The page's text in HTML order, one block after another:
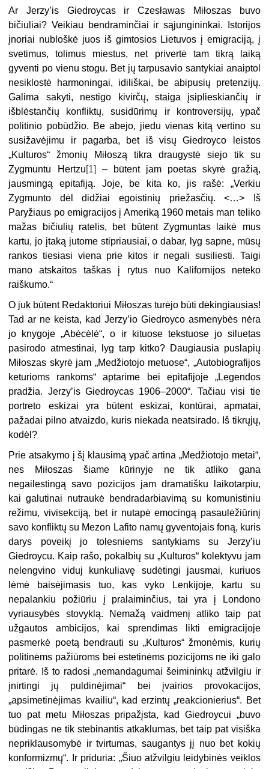
Ar Jerzy’is Giedroycas ir Czesławas Miłoszas buvo
bičiuliai? Veikiau bendraminčiai ir sąjungininkai. Istorijos
įnoriai nubloškė juos iš gimtosios Lietuvos į emigraciją, į
svetimus, tolimus miestus, net privertė tam tikrą laiką
gyventi po vienu stogu. Bet jų tarpusavio santykiai anaiptol
nesiklostė harmoningai, idiliškai, be abipusių pretenzijų.
Galima sakyti, nestigo kivirčų, staiga įsiplieskiančių ir
išblėstančių konfliktų, susidūrimų ir kontroversijų, ypač
politinio pobūdžio. Be abejo, jiedu vienas kitą vertino su
susižavėjimu ir pagarba, bet iš visų Giedroyco leistos
„Kulturos“ žmonių Miłoszą tikra draugystė siejo tik su
Zygmuntu Hertzu[1] – būtent jam poetas skyrė gražią,
jausmingą epitafiją. Joje, be kita ko, jis rašė: „Verkiu
Zygmunto dėl didžiai egoistinių priežasčių. <…> Iš
Paryžiaus po emigracijos į Ameriką 1960 metais man teliko
mažas bičiulių ratelis, bet būtent Zygmuntas laikė mus
kartu, jo įtaką jutome stipriausiai, o dabar, lyg sapne, mūsų
rankos tiesiasi viena prie kitos ir negali susiliesti. Taigi
mano atskaitos taškas į rytus nuo Kalifornijos neteko
raiškumo.“
O juk būtent Redaktoriui Miłoszas turėjo būti dėkingiausias!
Tad ar ne keista, kad Jerzy’io Giedroyco asmenybės nėra
jo knygoje „Abėcėlė“, o ir kituose tekstuose jo siluetas
pasirodo atmestinai, lyg tarp kitko? Daugiausia puslapių
Miłoszas skyrė jam „Medžiotojo metuose“, „Autobiografijos
keturioms rankoms“ aptarime bei epitafijoje „Legendos
pradžia. Jerzy’is Giedroycas 1906–2000“. Tačiau visi tie
portreto eskizai yra būtent eskizai, kontūrai, apmatai,
pažadai pilno atvaizdo, kuris niekada neatsirado. Iš tikrųjų,
kodėl?
Prie atsakymo į šį klausimą ypač artina „Medžiotojo metai“,
nes Miłoszas šiame kūrinyje ne tik atliko gana
negailestingą savo pozicijos jam dramatišku laikotarpiu,
kai galutinai nutraukė bendradarbiavimą su komunistiniu
režimu, vivisekciją, bet ir nutapė emocingą pasaulėžiūrinį
savo konfliktų su Mezon Lafito namų gyventojais foną, kuris
darys poveikį jo tolesniems santykiams su Jerzy’iu
Giedroycu. Kaip rašo, pokalbių su „Kulturos“ kolektyvu jam
nelengvino viduj kunkuliavę sudėtingi jausmai, kuriuos
lėmė baisėjimasis tuo, kas vyko Lenkijoje, kartu su
nepalankiu požiūriu į pralaiminčius, tai yra į Londono
vyriausybės stovyklą. Nemažą vaidmenį atliko taip pat
užgautos ambicijos, kai sprendimas likti emigracijoje
pasmerkė poetą bendrauti su „Kulturos“ žmonėmis, kurių
politinėms pažiūroms bei estetinėms pozicijoms ne iki galo
pritarė. Iš to radosi „nemandagumai šeimininkų atžvilgiu ir
įnirtingi jų puldinėjimai“ bei įvairios provokacijos,
„apsimetinėjimas kvailiu“, kad erzintų „reakcionierius“. Bet
tuo pat metu Miłoszas pripažįsta, kad Giedroycui „buvo
būdingas ne tik stebinantis atkaklumas, bet taip pat visiška
nepriklausomybė ir tvirtumas, saugantys jį nuo bet kokių
konformizmų“. Ir priduria: „Šiuo atžvilgiu leidybinės veiklos